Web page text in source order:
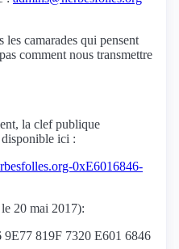
les camarades qui pensent
comment nous transmettre
la clef publique
disponible ici :
0xE6016846-
20 mai 2017):
819F 7320 E601 6846